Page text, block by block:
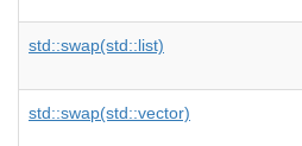
std::swap(std::list)
std::swap(std::vector)